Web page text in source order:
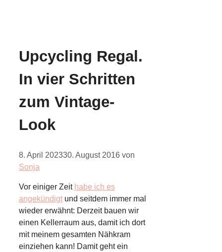
Upcycling Regal.
In vier Schritten
zum Vintage-
Look
8. April 202330. August 2016 von
Sonja
Vor einiger Zeit habe ich es
angekündigt und seitdem immer mal
wieder erwähnt: Derzeit bauen wir
einen Kellerraum aus, damit ich dort
mit meinem gesamten Nähkram
einziehen kann! Damit geht ein